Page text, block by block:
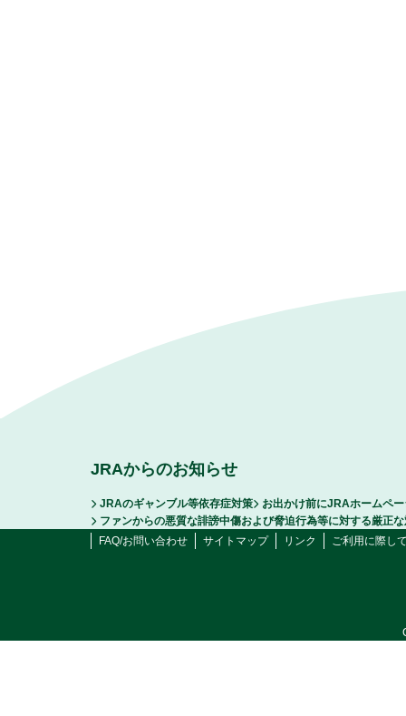
JRAからのお知らせ
JRAのギャンブル等依存症対策
お出かけ前にJRAホームペ
ファンからの悪質な誹謗中傷および脅迫行為等に対する厳正
FAQ/お問い合わせ
サイトマップ リンク ご利用に際し